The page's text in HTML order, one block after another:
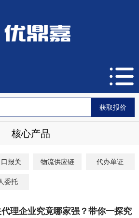
核心产品
报关 物流供应链 代办单证
委托
理企业究竟哪家强？带你一探究